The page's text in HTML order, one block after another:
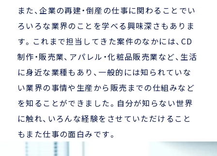
また、企業の再建・倒産の仕事に関わることでい
ろいろな業界のことを学べる興味深さもありま
す。これまで担当してきた案件のなかには、CD
制作・販売業、アパレル・化粧品販売業など、生活
に身近な業種もあり、一般的には知られていな
い業界の事情や生産から販売までの仕組みなど
を知ることができました。自分が知らない世界
に触れ、いろんな経験をさせていただけること
もまた仕事の面白みです。